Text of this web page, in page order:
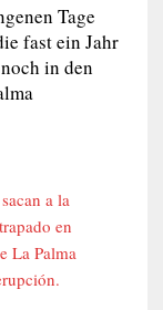
Tage
fast ein Jahr
in den
a la
en
La Palma